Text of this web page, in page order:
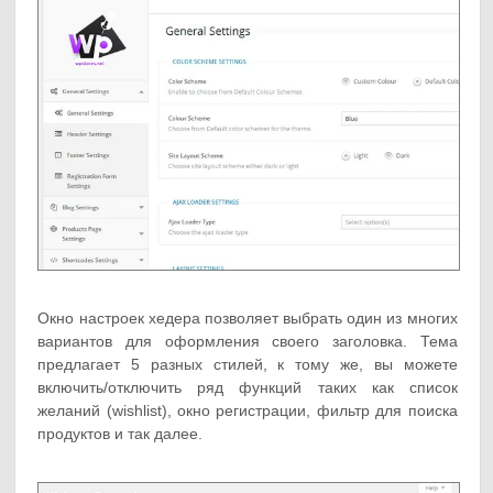
Окно настроек хедера позволяет выбрать один из многих
вариантов для оформления своего заголовка. Тема
предлагает 5 разных стилей, к тому же, вы можете
включить/отключить ряд функций таких как список
желаний (wishlist), окно регистрации, фильтр для поиска
продуктов и так далее.